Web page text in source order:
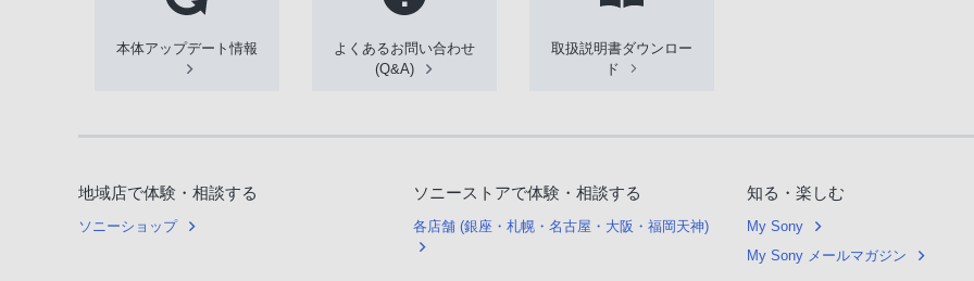
本体アップデート情報
よくあるお問い合わせ
(Q&A)
取扱説明書ダウンロー
ド
地域店で体験・相談する
ソニーショップ
ソニーストアで体験・相談する
各店舗 (銀座・札幌・名古屋・大阪・福岡天神)
知る・楽しむ
My Sony
My Sony メールマガジン